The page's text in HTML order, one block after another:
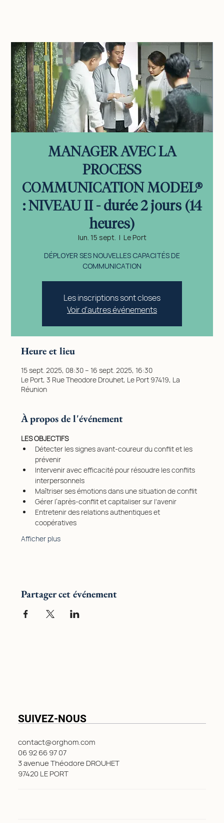
MANAGER AVEC LA
PROCESS
COMMUNICATION MODEL®
: NIVEAU II - durée 2 jours (14
heures)
lun. 15 sept.
  |
Le Port
DÉPLOYER SES NOUVELLES CAPACITÉS DE
COMMUNICATION
Les inscriptions sont closes
Voir d'autres événements
Heure et lieu
15 sept. 2025, 08:30 – 16 sept. 2025, 16:30
Le Port, 3 Rue Theodore Drouhet, Le Port 97419, La
Réunion
À propos de l'événement
LES OBJECTIFS
Détecter les signes avant-coureur du conflit et les
prévenir
Intervenir avec efficacité pour résoudre les conflits
interpersonnels
Maîtriser ses émotions dans une situation de conflit
Gérer l’après-conflit et capitaliser sur l'avenir
Entretenir des relations authentiques et
coopératives
Afficher plus
Partager cet événement
contact@orghom.com
06 92 66 97 07
3 avenue Théodore DROUHET
97420 LE PORT
SUIVEZ-NOUS